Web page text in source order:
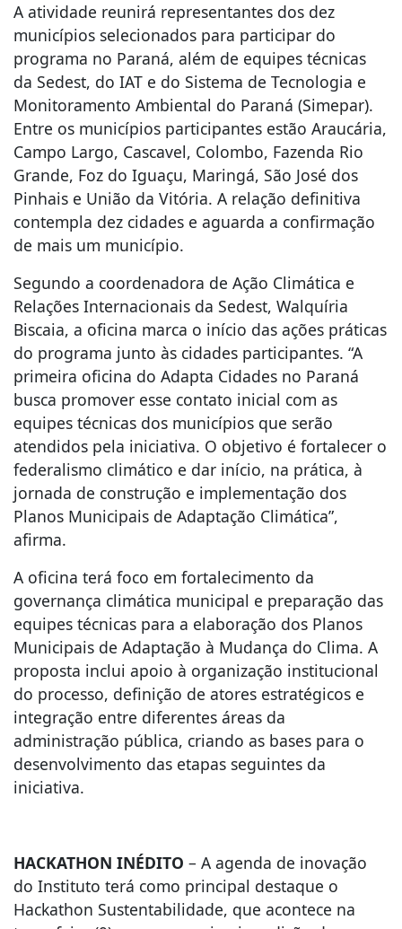
A atividade reunirá representantes dos dez
municípios selecionados para participar do
programa no Paraná, além de equipes técnicas
da Sedest, do IAT e do Sistema de Tecnologia e
Monitoramento Ambiental do Paraná (Simepar).
Entre os municípios participantes estão Araucária,
Campo Largo, Cascavel, Colombo, Fazenda Rio
Grande, Foz do Iguaçu, Maringá, São José dos
Pinhais e União da Vitória. A relação definitiva
contempla dez cidades e aguarda a confirmação
de mais um município.
Segundo a coordenadora de Ação Climática e
Relações Internacionais da Sedest, Walquíria
Biscaia, a oficina marca o início das ações práticas
do programa junto às cidades participantes. “A
primeira oficina do Adapta Cidades no Paraná
busca promover esse contato inicial com as
equipes técnicas dos municípios que serão
atendidos pela iniciativa. O objetivo é fortalecer o
federalismo climático e dar início, na prática, à
jornada de construção e implementação dos
Planos Municipais de Adaptação Climática”,
afirma.
A oficina terá foco em fortalecimento da
governança climática municipal e preparação das
equipes técnicas para a elaboração dos Planos
Municipais de Adaptação à Mudança do Clima. A
proposta inclui apoio à organização institucional
do processo, definição de atores estratégicos e
integração entre diferentes áreas da
administração pública, criando as bases para o
desenvolvimento das etapas seguintes da
iniciativa.
HACKATHON INÉDITO – A agenda de inovação
do Instituto terá como principal destaque o
Hackathon Sustentabilidade, que acontece na